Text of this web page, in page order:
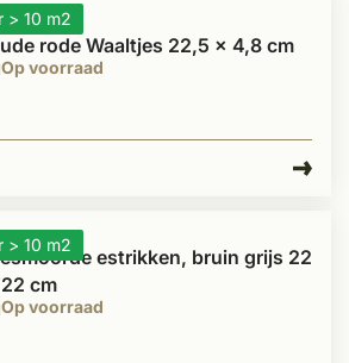
> 10 m2
Op voorraad
rode Waaltjes 22,5 x 4,8 cm
> 10 m2
Op voorraad
estrikken, bruin grijs 22
cm